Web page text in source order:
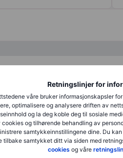
Retningslinjer for
våre bruker informasjonskapsler
optimalisere og analysere driften av
og la deg koble deg til sosiale
cookies og tilhørende behandling av
samtykkeinnstillingene dine. Du
tilbake samtykket ditt via siden med
cookies og våre